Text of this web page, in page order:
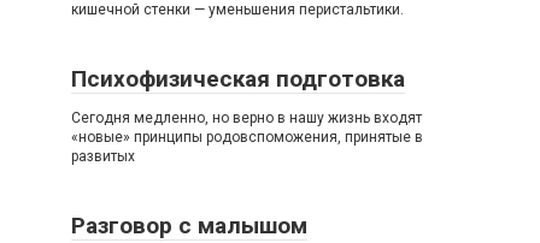
кишечной стенки — уменьшения перистальтики.
Психофизическая подготовка
Сегодня медленно, но верно в нашу жизнь входят
«новые» принципы родовспоможения, принятые в
развитых
Разговор с малышом